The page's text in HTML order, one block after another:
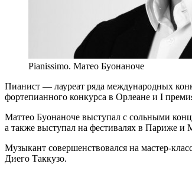
Pianissimo. Матео Буонаноче
Пианист — лауреат ряда международных
фортепианного конкурса в Орлеане и I
Маттео Буонаноче выступал с сольными
а также выступал на фестивалях в Париже и
Музыкант совершенствовался на мастер-
Диего Таккузо.